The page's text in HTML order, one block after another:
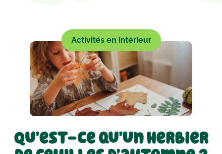
Activités en intérieur
Qu’est-ce qu’un herbier